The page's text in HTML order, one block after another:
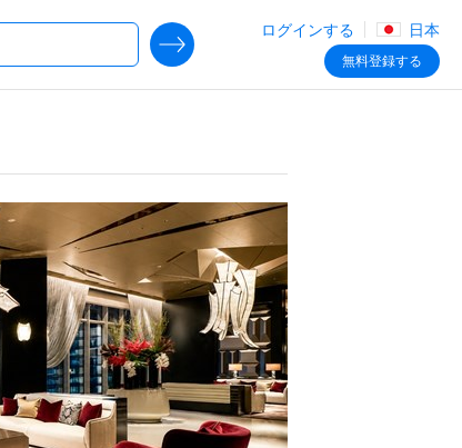
ログインする 日本
無料登録する
SEARCH DEALS